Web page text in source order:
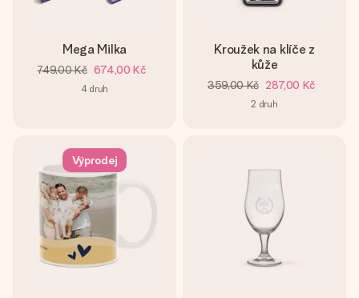
Mega Milka
749,00 Kč 674,00 Kč
4 druh
Kroužek na klíče z
kůže
359,00 Kč 287,00 Kč
2 druh
Výprodej